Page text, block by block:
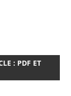
: PDF ET